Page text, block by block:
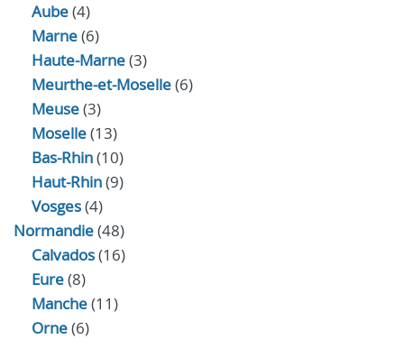
Aube(4)
Marne(6)
Haute-Marne(3)
Meurthe-et-Moselle(6)
Meuse(3)
Moselle(13)
Bas-Rhin(10)
Haut-Rhin(9)
Vosges(4)
Normandie(48)
Calvados(16)
Eure(8)
Manche(11)
Orne(6)